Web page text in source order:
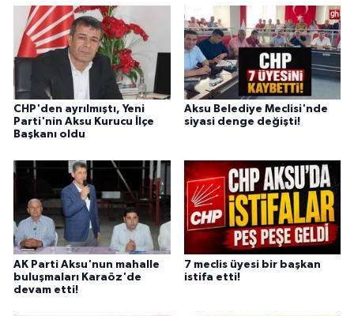
CHP'den ayrılmıştı, Yeni
Parti'nin Aksu Kurucu İlçe
Başkanı oldu
Aksu Belediye Meclisi'nde
siyasi denge değişti!
AK Parti Aksu'nun mahalle
buluşmaları Karaöz'de
devam etti!
7 meclis üyesi bir başkan
istifa etti!